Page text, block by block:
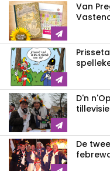
Van
D'n
De